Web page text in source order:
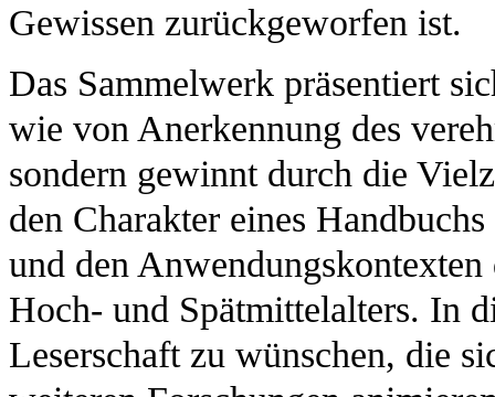
Gewissen zurückgeworfen ist.
Das Sammelwerk präsentiert
wie von Anerkennung des
sondern gewinnt durch die
den Charakter eines
und den
Hoch- und Spätmittelalters. In
Leserschaft zu wünschen, die